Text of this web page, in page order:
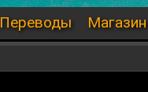
Переводы Магазин